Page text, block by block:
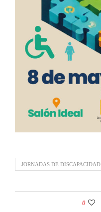
JORNADAS DE DISCAPACIDAD
0